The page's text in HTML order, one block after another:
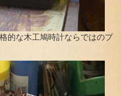
的な木工鳩時計ならではのプ